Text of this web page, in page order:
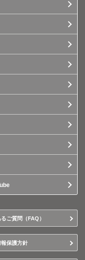
ご質問（FAQ）
報保護方針